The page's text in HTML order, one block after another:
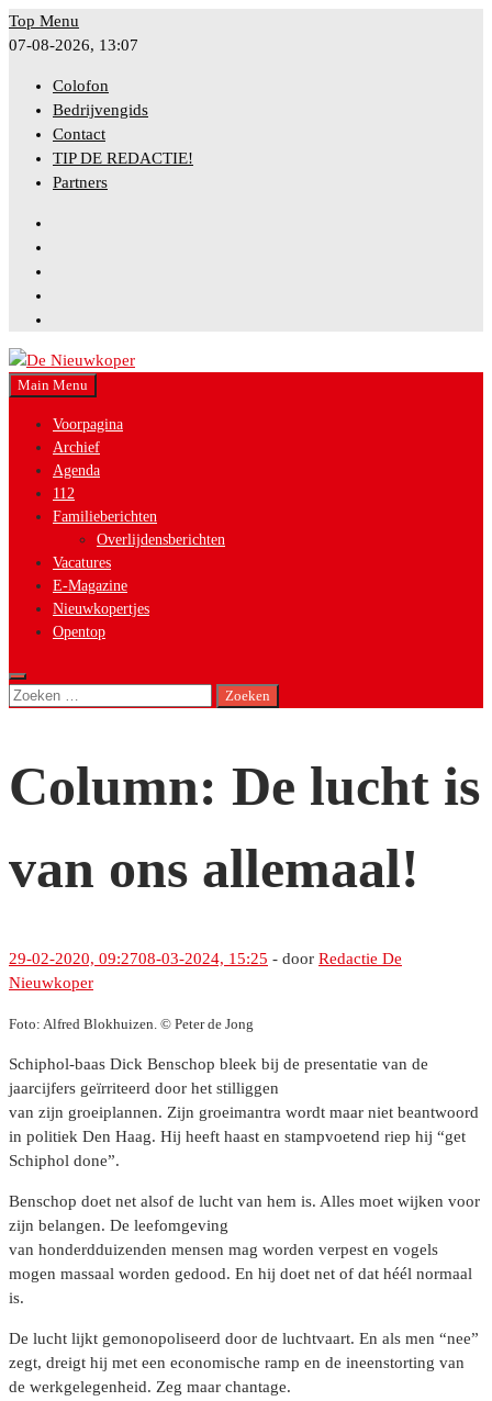
Skip
to
Top Menu
07-08-2026, 13:07
Colofon
Bedrijvengids
Contact
TIP DE REDACTIE!
Partners
De Nieuwkoper
Nieuws uit gemeente Nieuwkoop
Main Menu
Voorpagina
Archief
Agenda
112
Familieberichten
Overlijdensberichten
Vacatures
E-Magazine
Nieuwkopertjes
Opentop
Zoeken
Column: De lucht is
van ons allemaal!
29-02-2020, 09:2708-03-2024, 15:25 - door Redactie De
Nieuwkoper
Foto: Alfred Blokhuizen. © Peter de Jong
Schiphol-baas Dick Benschop bleek bij de presentatie van de
jaarcijfers geïrriteerd door het stilliggen
van zijn groeiplannen. Zijn groeimantra wordt maar niet beantwoord
in politiek Den Haag. Hij heeft haast en stampvoetend riep hij “get
Schiphol done”.
Benschop doet net alsof de lucht van hem is. Alles moet wijken voor
zijn belangen. De leefomgeving
van honderdduizenden mensen mag worden verpest en vogels
mogen massaal worden gedood. En hij doet net of dat héél normaal
is.
De lucht lijkt gemonopoliseerd door de luchtvaart. En als men “nee”
zegt, dreigt hij met een economische ramp en de ineenstorting van
de werkgelegenheid. Zeg maar chantage.